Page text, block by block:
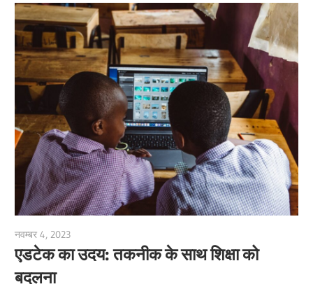
नवम्बर 4, 2023
एडटेक का उदय: तकनीक के साथ शिक्षा को
बदलना